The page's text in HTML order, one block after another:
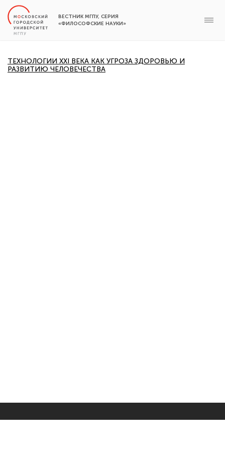
ВЕСТНИК МГПУ, СЕРИЯ
«ФИЛОСОФСКИЕ НАУКИ»
ТЕХНОЛОГИИ XXI ВЕКА КАК УГРОЗА ЗДОРОВЬЮ И
РАЗВИТИЮ ЧЕЛОВЕЧЕСТВА